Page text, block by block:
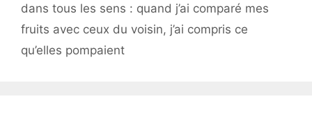
dans tous les sens : quand j’ai comparé mes
fruits avec ceux du voisin, j’ai compris ce
qu’elles pompaient